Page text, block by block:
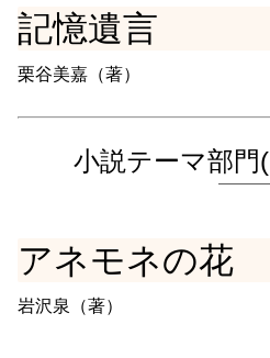
記憶遺言
栗谷美嘉（著）
小説テーマ部門
アネモネの花
岩沢泉（著）